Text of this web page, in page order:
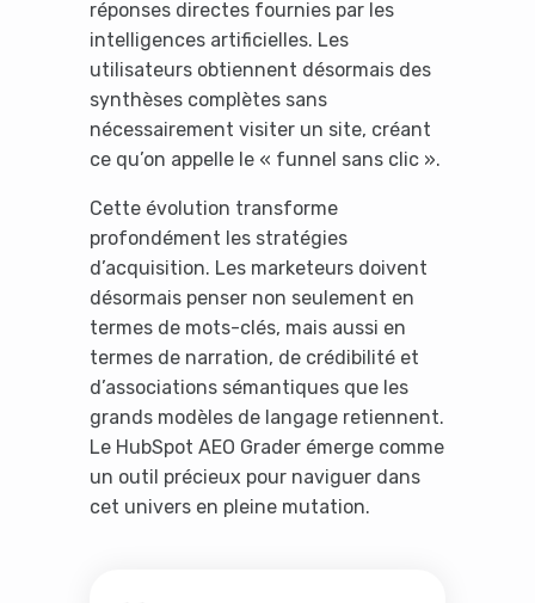
réponses directes fournies par les
intelligences artificielles. Les
utilisateurs obtiennent désormais des
synthèses complètes sans
nécessairement visiter un site, créant
ce qu’on appelle le « funnel sans clic ».
Cette évolution transforme
profondément les stratégies
d’acquisition. Les marketeurs doivent
désormais penser non seulement en
termes de mots-clés, mais aussi en
termes de narration, de crédibilité et
d’associations sémantiques que les
grands modèles de langage retiennent.
Le HubSpot AEO Grader émerge comme
un outil précieux pour naviguer dans
cet univers en pleine mutation.